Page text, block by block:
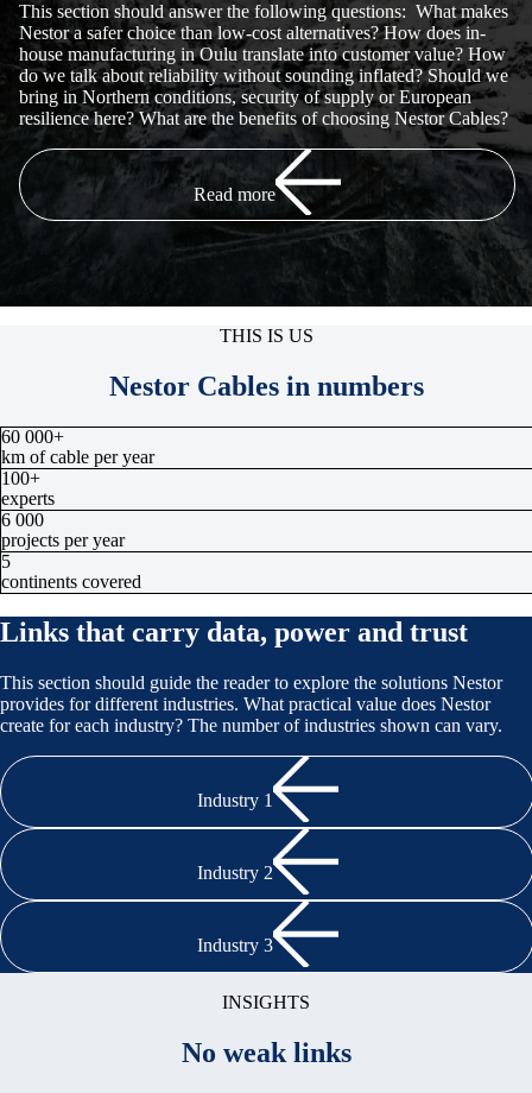
This section should answer the following questions: What makes
Nestor a safer choice than low-cost alternatives? How does in-
house manufacturing in Oulu translate into customer value? How
do we talk about reliability without sounding inflated? Should we
bring in Northern conditions, security of supply or European
resilience here? What are the benefits of choosing Nestor Cables?
Read more
THIS IS US
Nestor Cables in numbers
60 000+
km of cable per year
100+
experts
6 000
projects per year
5
continents covered
Links that carry data, power and trust
This section should guide the reader to explore the solutions Nestor
provides for different industries. What practical value does Nestor
create for each industry? The number of industries shown can vary.
Industry 1
Industry 2
Industry 3
INSIGHTS
No weak links